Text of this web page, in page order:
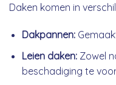
Daken komen in
Dakpannen:
Leien daken:Zowel
beschadiging te